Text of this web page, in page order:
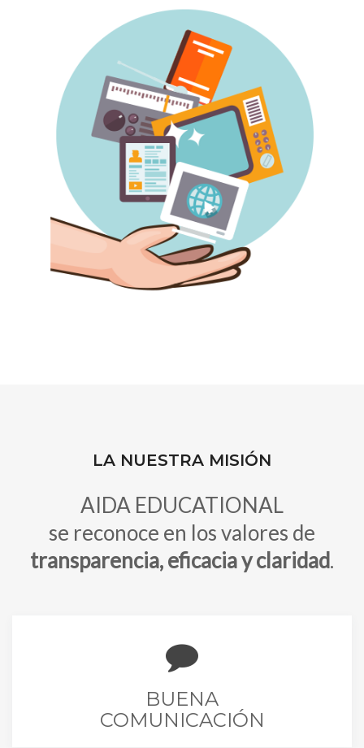
LA NUESTRA MISIÓN
AIDA EDUCATIONAL
se reconoce en los valores de
transparencia, eficacia y claridad.
BUENA
COMUNICACIÓN